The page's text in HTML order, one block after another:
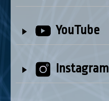
YouTube
Instagram